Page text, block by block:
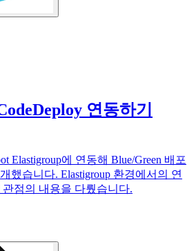
연동하기
Elastigroup에 연동해 Blue/Green 배포
했습니다. Elastigroup 환경에서의 연
점의 내용을 다뤘습니다.